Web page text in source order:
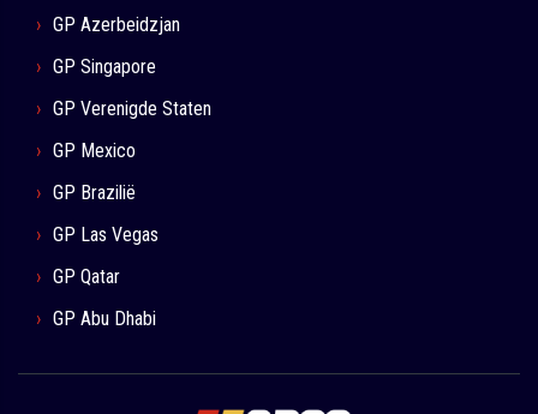
GP Azerbeidzjan
GP Singapore
GP Verenigde Staten
GP Mexico
GP Brazilië
GP Las Vegas
GP Qatar
GP Abu Dhabi